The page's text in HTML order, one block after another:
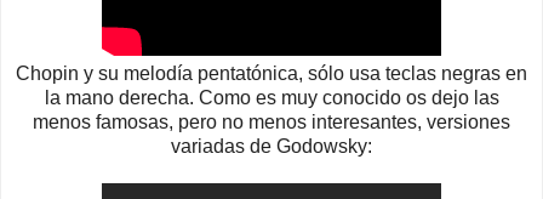
Chopin y su melodía pentatónica, sólo usa teclas negras en
la mano derecha. Como es muy conocido os dejo las
menos famosas, pero no menos interesantes, versiones
variadas de Godowsky: